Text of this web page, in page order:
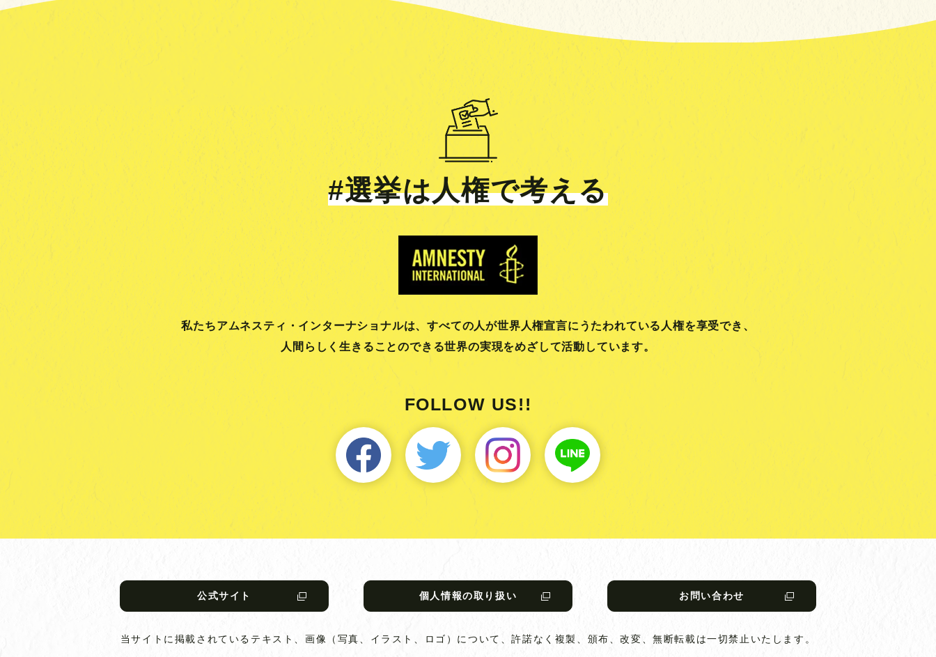
#選挙は人権で考える
私たちアムネスティ・インターナショナルは、すべての人が世界人権宣言にうたわれている人権を享受でき、
人間らしく生きることのできる世界の実現をめざして活動しています。
FOLLOW US!!
公式サイト 個人情報の取り扱い お問い合わせ
当サイトに掲載されているテキスト、画像（写真、イラスト、ロゴ）について、許諾なく複製、頒布、改変、無断転載は一切禁止いたします。